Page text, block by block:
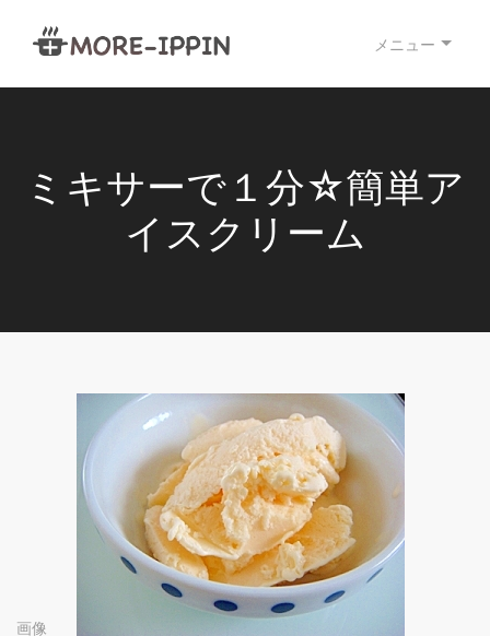
メニュー
ミキサーで１分☆簡単ア
イスクリーム
画像